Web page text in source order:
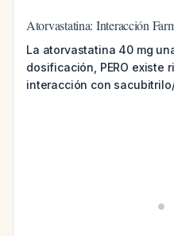
Atorvastatina: Interacción
La atorvastatina 40 mg
dosificación, PERO existe
interacción con